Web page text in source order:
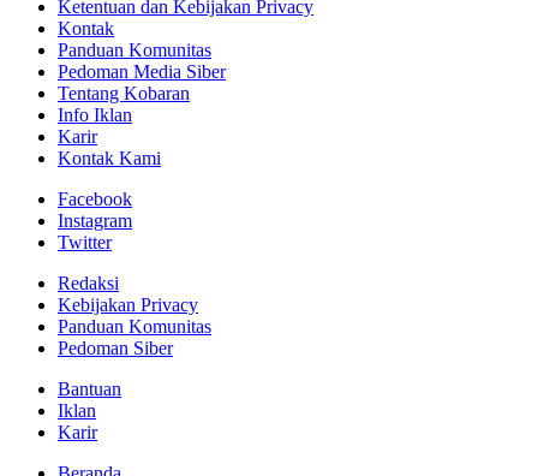
Ketentuan dan Kebijakan Privacy
Kontak
Panduan Komunitas
Pedoman Media Siber
Tentang Kobaran
Info Iklan
Karir
Kontak Kami
Facebook
Instagram
Twitter
Redaksi
Kebijakan Privacy
Panduan Komunitas
Pedoman Siber
Bantuan
Iklan
Karir